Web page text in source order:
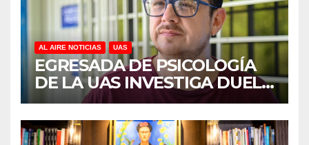
AL AIRE NOTICIAS UAS
EGRESADA DE PSICOLOGÍA
DE LA UAS INVESTIGA DUELO
ANTICIPADO Y SOBRECARGA
EN CUIDADORES DE
ADULTOS MAYORES